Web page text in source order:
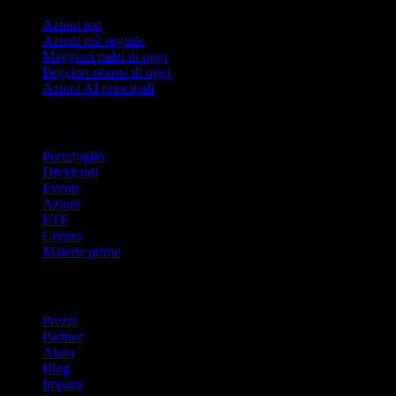
Azioni top
Azioni più seguite
Maggiori rialzi di oggi
Peggiori ribassi di oggi
Azioni AI principali
Portafoglio
Dividendi
Eventi
Azioni
ETF
Crypto
Materie prime
Prezzi
Partner
Aiuto
Blog
Impara